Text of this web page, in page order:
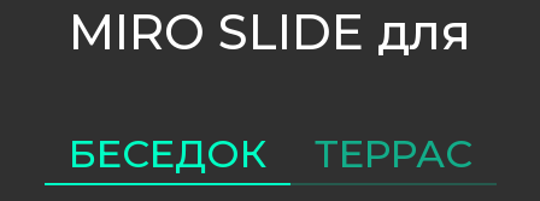
MIRO SLIDE для
БЕСЕДОК ТЕРРАС